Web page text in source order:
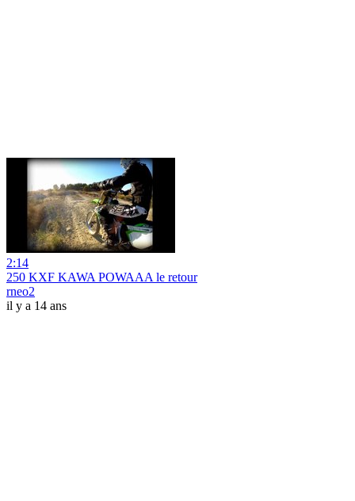
2:14
250 KXF KAWA POWAAA le retour
rneo2
il y a 14 ans